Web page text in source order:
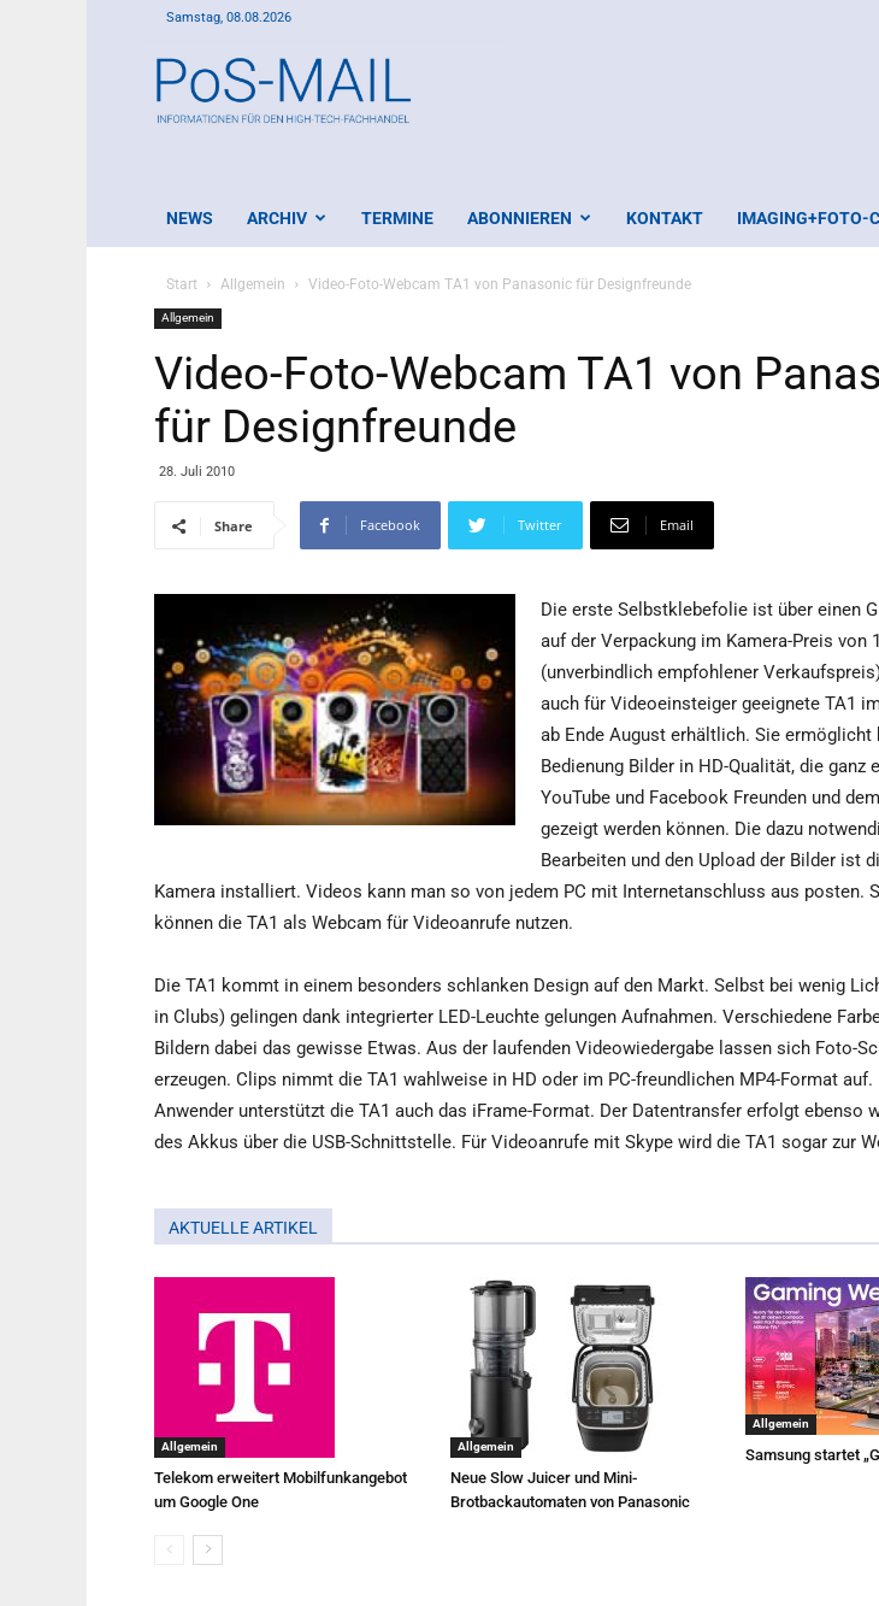
Samstag, 08.08.2026
Mail
NEWS ARCHIV TERMINE ABONNIEREN KONTAKT IMAGING+FOTO-
Start Allgemein Video-Foto-Webcam TA1 von Panasonic für Designfreunde
Allgemein
Video-Foto-Webcam TA1 von
für Designfreunde
28. Juli 2010
Share Facebook Twitter Email
Die erste Selbstklebefolie ist über einen
auf der Verpackung im Kamera-Preis von
(unverbindlich empfohlener
auch für Videoeinsteiger geeignete TA1
ab Ende August erhältlich. Sie ermöglicht
Bedienung Bilder in HD-Qualität, die ganz
YouTube und Facebook Freunden und
gezeigt werden können. Die dazu
Bearbeiten und den Upload der Bilder ist
Kamera installiert. Videos kann man so von jedem PC mit Internetanschluss aus posten.
können die TA1 als Webcam für Videoanrufe nutzen.
Die TA1 kommt in einem besonders schlanken Design auf den Markt. Selbst bei wenig
in Clubs) gelingen dank integrierter LED-Leuchte gelungen Aufnahmen. Verschiedene
Bildern dabei das gewisse Etwas. Aus der laufenden Videowiedergabe lassen sich Foto-
erzeugen. Clips nimmt die TA1 wahlweise in HD oder im PC-freundlichen MP4-Format auf.
Anwender unterstützt die TA1 auch das iFrame-Format. Der Datentransfer erfolgt ebenso
des Akkus über die USB-Schnittstelle. Für Videoanrufe mit Skype wird die TA1 sogar zur
AKTUELLE ARTIKEL
Allgemein
Telekom erweitert Mobilfunkangebot
um Google One
Allgemein
Neue Slow Juicer und Mini-
Brotbackautomaten von Panasonic
Allgemein
Samsung startet